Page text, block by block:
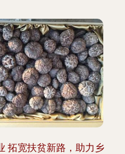
拓宽扶贫新路，助力乡